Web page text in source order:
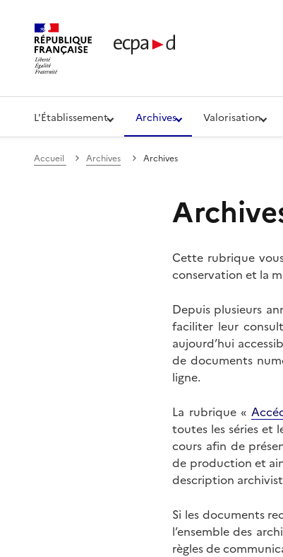
Établissement de communication et de
L'Établissement Archives Valorisation
Accueil Archives Archives
Cette rubrique
conservation et la
Depuis plusieurs
faciliter leur
aujourd’hui
de documents
ligne.
La rubrique «
toutes les séries et
cours afin de
de production et
description
Si les documents
l’ensemble des
règles de